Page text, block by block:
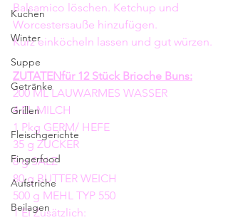
Kuchen
Winter
Suppe
Getränke
Grillen
Fleischgerichte
Fingerfood
Aufstriche
Beilagen
Balsamico löschen. Ketchup und
Worcestersauße hinzufügen.
Kurz einköcheln lassen und gut würzen.
ZUTATENfür 12 Stück Brioche Buns:
200 ML LAUWARMES WASSER
4 EL MILCH
1 Pkg GERM/ HEFE
35 g ZUCKER
8 g SALZ
80 g BUTTER WEICH
500 g MEHL TYP 550
1 EI Zusätzlich: